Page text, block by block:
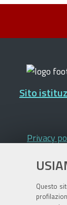
Questo
Sito
Privacy